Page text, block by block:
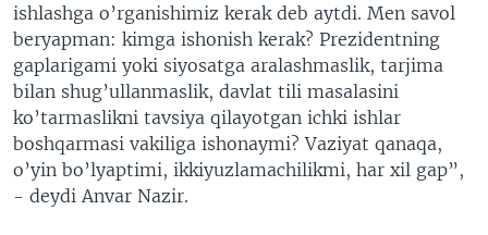
ishlashga o’rganishimiz kerak deb aytdi. Men savol
beryapman: kimga ishonish kerak? Prezidentning
gaplarigami yoki siyosatga aralashmaslik, tarjima
bilan shug’ullanmaslik, davlat tili masalasini
ko’tarmaslikni tavsiya qilayotgan ichki ishlar
boshqarmasi vakiliga ishonaymi? Vaziyat qanaqa,
o’yin bo’lyaptimi, ikkiyuzlamachilikmi, har xil gap”,
- deydi Anvar Nazir.